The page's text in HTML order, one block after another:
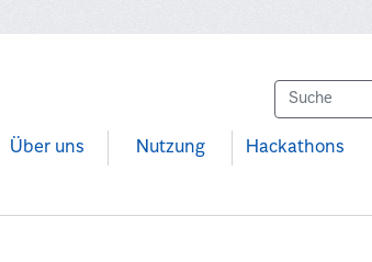
Über uns Nutzung Hackathons